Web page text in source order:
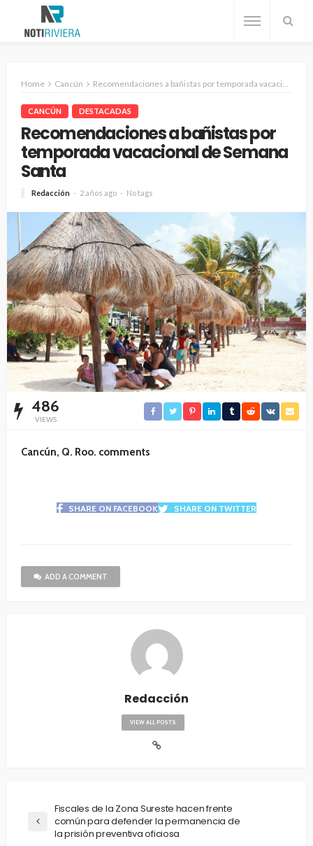
Home Cancún Recomendaciones a bañistas por temporada vacacional de Semana Santa
CANCÚN DESTACADAS
Recomendaciones a bañistas por
temporada vacacional de Semana
Santa
Redacción 2 años ago No tags
486
VIEWS
Cancún, Q. Roo. comments
SHARE ON FACEBOOK SHARE ON TWITTER
ADD A COMMENT
Redacción
VIEW ALL POSTS
Fiscales de la Zona Sureste hacen frente
común para defender la permanencia de
la prisión preventiva oficiosa